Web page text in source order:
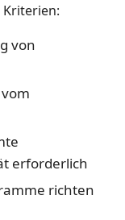
von
erforderlich
richten